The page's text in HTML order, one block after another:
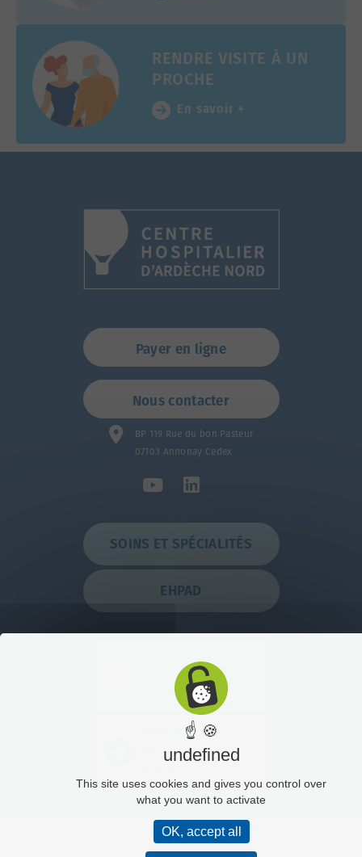
RENDRE VISITE À UN
PROCHE
En savoir +
Payer en ligne
Nous contacter
BP 119 Rue du bon Pasteur
07103 Annonay Cedex
SOINS ET SPÉCIALITÉS
EHPAD
Ils nous ont rejoint
Offres d'emplois
ETUDIANTS
IFSI / IFAS
☝ 🍪
undefined
This site uses cookies and gives you control over
what you want to activate
OK, accept all